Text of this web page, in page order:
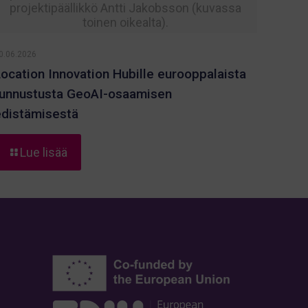
projektipäällikkö Antti Jakobsson (kuvassa
toinen oikealta).
Innovation Hubille eurooppalaista
GeoAI-osaamisen
Lue lisää
Location
Hubille
osaamisen
edistämisestä